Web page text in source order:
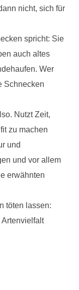
nicht, sich für
spricht: Sie
auch altes
Wer
Schnecken
Nutzt Zeit,
zu machen
und
und vor allem
erwähnten
töten lassen:
Artenvielfalt